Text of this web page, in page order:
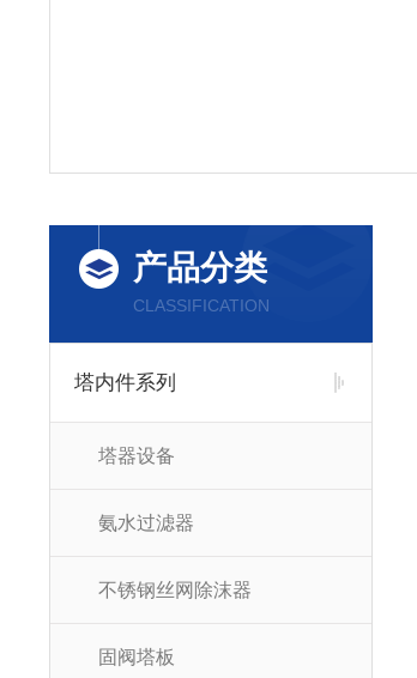
产品分类
CLASSIFICATION
塔内件系列
塔器设备
氨水过滤器
不锈钢丝网除沫器
固阀塔板